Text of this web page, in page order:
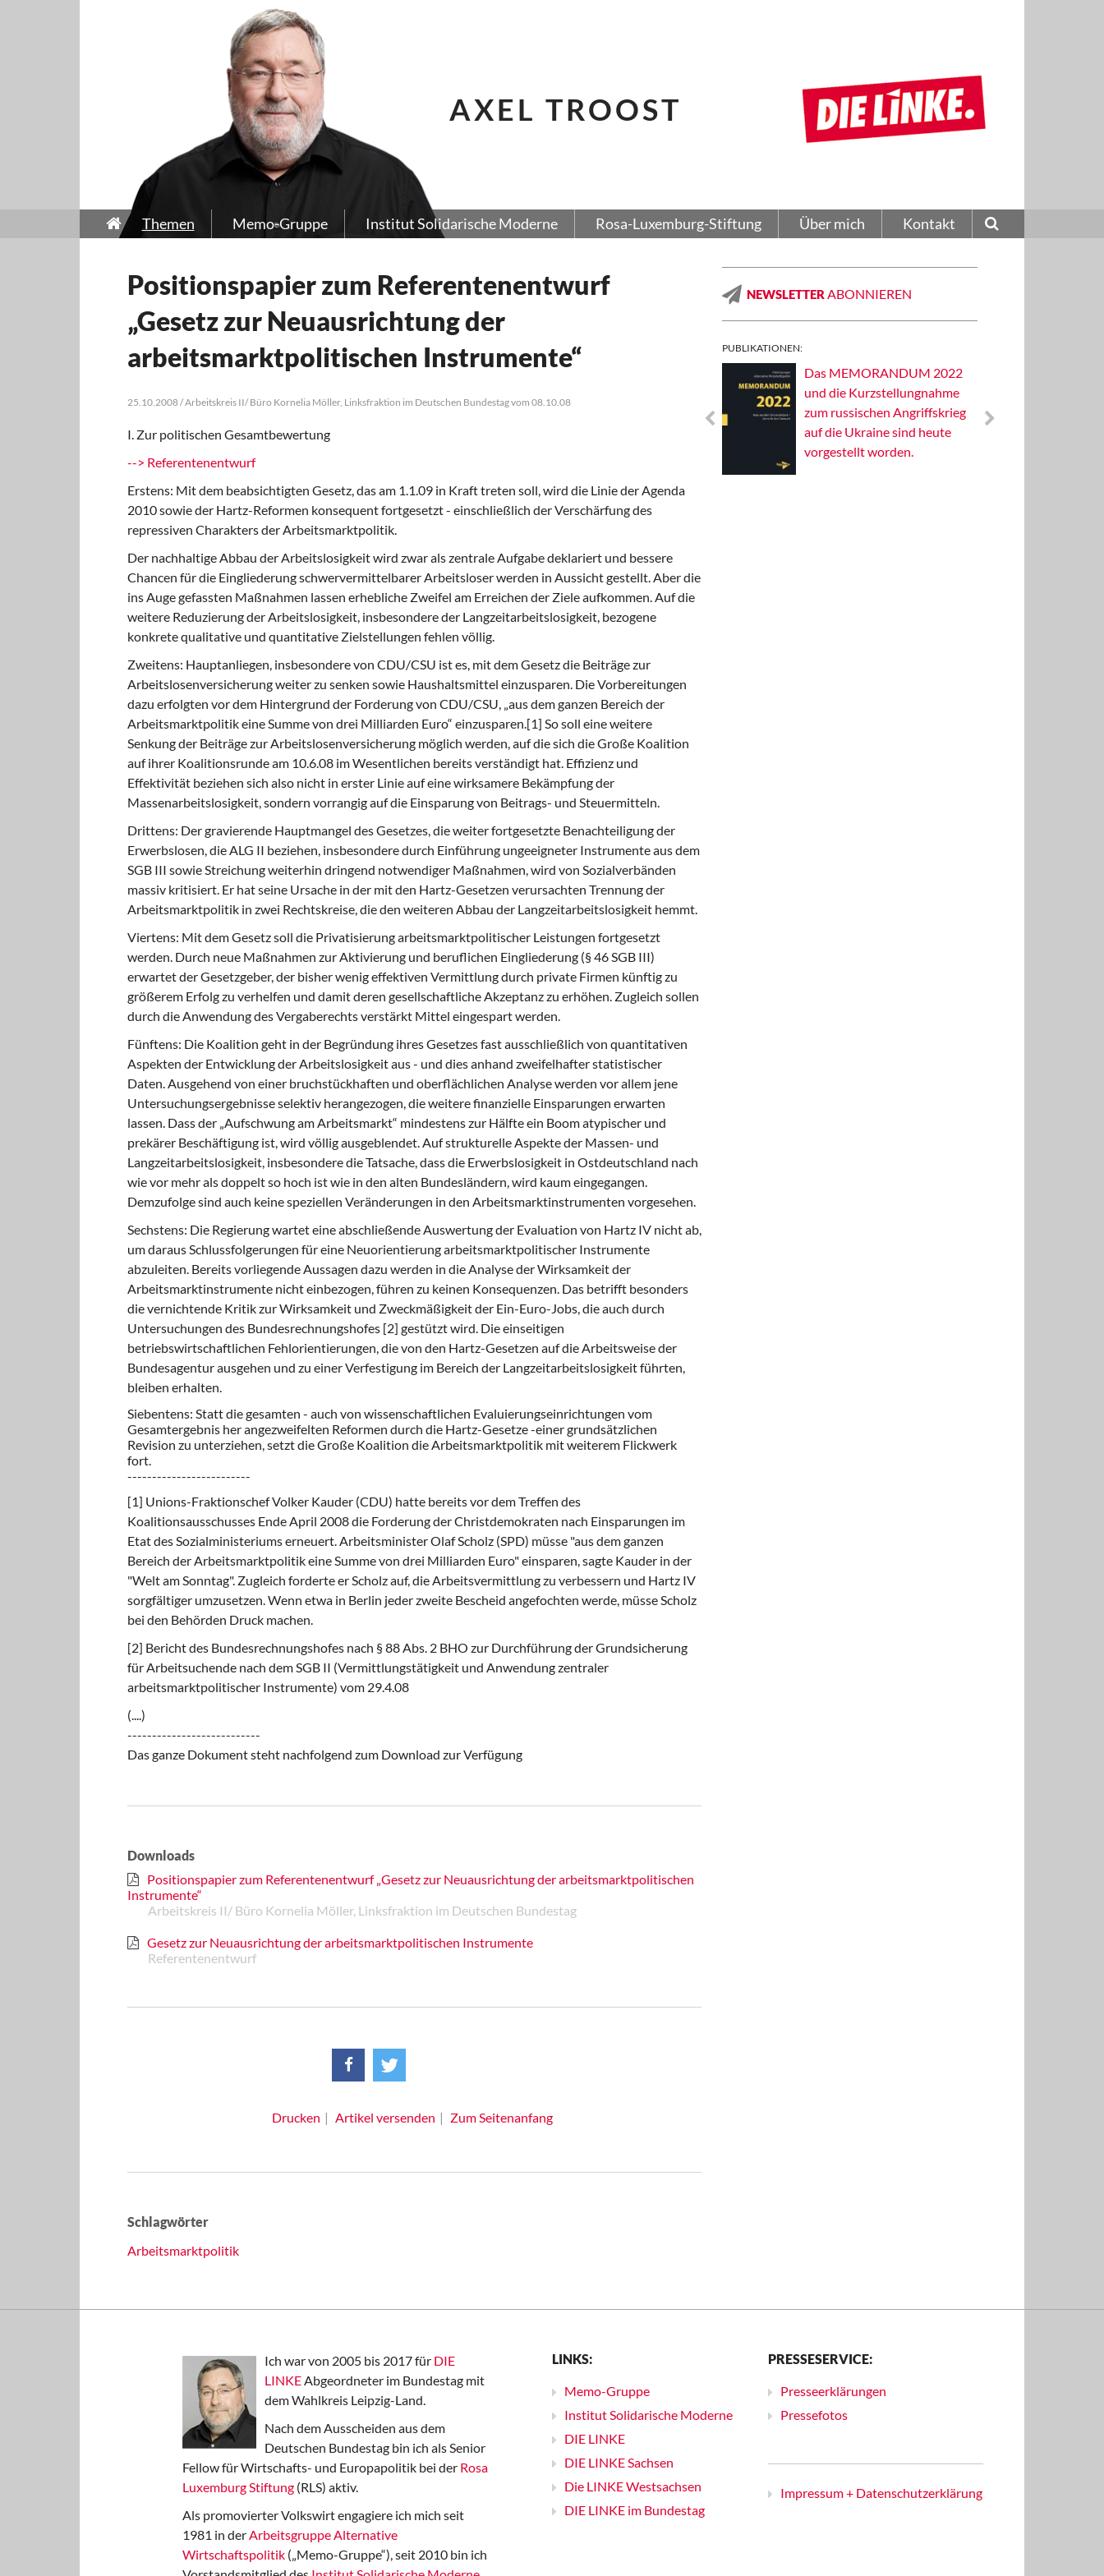
AXEL TROOST
Themen Memo-Gruppe Institut Solidarische Moderne Rosa-Luxemburg-Stiftung Über mich Kontakt
Positionspapier zum Referentenentwurf
„Gesetz zur Neuausrichtung der
arbeitsmarktpolitischen Instrumente“
25.10.2008 / Arbeitskreis II/ Büro Kornelia Möller, Linksfraktion im Deutschen Bundestag vom 08.10.08
I. Zur politischen Gesamtbewertung
--> Referentenentwurf
Erstens: Mit dem beabsichtigten Gesetz, das am 1.1.09 in Kraft treten soll, wird die Linie der Agenda
2010 sowie der Hartz-Reformen konsequent fortgesetzt - einschließlich der Verschärfung des
repressiven Charakters der Arbeitsmarktpolitik.
Der nachhaltige Abbau der Arbeitslosigkeit wird zwar als zentrale Aufgabe deklariert und bessere
Chancen für die Eingliederung schwervermittelbarer Arbeitsloser werden in Aussicht gestellt. Aber die
ins Auge gefassten Maßnahmen lassen erhebliche Zweifel am Erreichen der Ziele auf­kommen. Auf die
weitere Reduzierung der Arbeitslosigkeit, insbesondere der Langzeitar­beitslosigkeit, bezogene
konkrete qualitative und quantitative Zielstellungen fehlen völlig.
Zweitens: Hauptanliegen, insbesondere von CDU/CSU ist es, mit dem Gesetz die Beiträge zur
Arbeitslosenversicherung weiter zu senken sowie Haushaltsmittel einzusparen. Die Vorbereitungen
dazu erfolgten vor dem Hintergrund der Forderung von CDU/CSU, „aus dem ganzen Bereich der
Arbeitsmarktpolitik eine Summe von drei Milliarden Euro“ einzusparen.[1] So soll eine weitere
Senkung der Beiträge zur Arbeitslosenversicherung möglich werden, auf die sich die Große Koalition
auf ihrer Koalitionsrunde am 10.6.08 im Wesentlichen bereits verständigt hat. Effizienz und
Effektivität beziehen sich also nicht in erster Linie auf eine wirksamere Be­kämpfung der
Massenarbeitslosigkeit, sondern vorrangig auf die Einsparung von Beitrags- und Steuermitteln.
Drittens: Der gravierende Hauptmangel des Gesetzes, die weiter fortgesetzte Benachteili­gung der
Erwerbslosen, die ALG II beziehen, insbesondere durch Einführung ungeeigneter Instrumente aus dem
SGB III sowie Streichung weiterhin dringend notwendiger Maßnahmen, wird von Sozialverbänden
massiv kritisiert. Er hat seine Ursache in der mit den Hartz-Gesetzen verursachten Trennung der
Arbeitsmarktpolitik in zwei Rechtskreise, die den weiteren Abbau der Langzeitarbeitslosigkeit hemmt.
Viertens: Mit dem Gesetz soll die Privatisierung arbeitsmarktpolitischer Leistungen fortge­setzt
werden. Durch neue Maßnahmen zur Aktivierung und beruflichen Eingliederung (§ 46 SGB III)
erwartet der Gesetzgeber, der bisher wenig effektiven Vermittlung durch private Firmen künf­tig zu
größerem Erfolg zu verhelfen und damit deren gesellschaftliche Akzeptanz zu erhöhen. Zugleich sollen
durch die Anwendung des Vergaberechts verstärkt Mittel eingespart werden.
Fünftens: Die Koalition geht in der Begründung ihres Gesetzes fast ausschließlich von quantitativen
Aspekten der Entwicklung der Arbeitslosigkeit aus - und dies anhand zwei­felhafter statistischer
Daten. Ausgehend von einer bruchstückhaften und oberflächlichen Ana­lyse werden vor allem jene
Untersuchungsergebnisse selektiv herangezogen, die weitere finan­zielle Einsparungen erwarten
lassen. Dass der „Aufschwung am Arbeitsmarkt“ mindestens zur Hälfte ein Boom atypischer und
prekärer Beschäftigung ist, wird völlig ausgeblendet. Auf strukturelle Aspekte der Massen- und
Langzeitarbeitslosigkeit, insbesondere die Tatsache, dass die Erwerbslosigkeit in Ostdeutschland nach
wie vor mehr als doppelt so hoch ist wie in den alten Bundesländern, wird kaum eingegangen.
Demzufolge sind auch keine speziellen Verände­rungen in den Arbeitsmarktinstrumenten vorgesehen.
Sechstens: Die Regierung wartet eine abschließende Auswertung der Evaluation von Hartz IV nicht ab,
um daraus Schlussfolgerungen für eine Neuorientierung arbeitsmarktpo­litischer Instrumente
abzuleiten. Bereits vorliegende Aussagen dazu werden in die Analy­se der Wirksamkeit der
Arbeitsmarktinstrumente nicht einbezogen, führen zu keinen Kon­sequenzen. Das betrifft besonders
die vernichtende Kritik zur Wirksamkeit und Zweckmäßigkeit der Ein-Euro-Jobs, die auch durch
Untersuchungen des Bundesrechnungshofes [2] gestützt wird. Die einseitigen
betriebswirtschaftlichen Fehlorientierungen, die von den Hartz-Gesetzen auf die Arbeitsweise der
Bundesagentur ausgehen und zu einer Verfestigung im Bereich der Lang­zeitarbeitslosigkeit führten,
bleiben erhalten.
Siebentens: Statt die gesamten - auch von wissenschaftlichen Evaluierungseinrichtungen vom
Gesamtergebnis her angezweifelten Reformen durch die Hartz-Gesetze -einer grundsätzlichen
Revision zu unterziehen, setzt die Große Koalition die Arbeitsmarktpolitik mit weiterem Flickwerk
fort.
-------------------------
[1] Unions-Fraktionschef Volker Kauder (CDU) hatte bereits vor dem Treffen des
Koalitionsausschusses Ende April 2008 die Forderung der Christdemokraten nach Einsparungen im
Etat des Sozialministeriums erneuert. Arbeitsminister Olaf Scholz (SPD) müsse "aus dem ganzen
Bereich der Arbeitsmarktpolitik eine Summe von drei Milliarden Euro" einspa­ren, sagte Kauder in der
"Welt am Sonntag". Zugleich forderte er Scholz auf, die Arbeitsvermittlung zu verbessern und Hartz IV
sorgfältiger umzusetzen. Wenn etwa in Berlin jeder zweite Bescheid angefochten werde, müsse Scholz
bei den Behörden Druck machen.
[2] Bericht des Bundesrechnungshofes nach § 88 Abs. 2 BHO zur Durchführung der Grundsicherung
für Arbeitsuchende nach dem SGB II (Vermittlungstätigkeit und Anwendung zentraler
arbeitsmarktpolitischer Instrumente) vom 29.4.08
(....)
---------------------------
Das ganze Dokument steht nachfolgend zum Download zur Verfügung
Downloads
Positionspapier zum Referentenentwurf „Gesetz zur Neuausrichtung der arbeitsmarktpolitischen
Instrumente“
Arbeitskreis II/ Büro Kornelia Möller, Linksfraktion im Deutschen Bundestag
Gesetz zur Neuausrichtung der arbeitsmarktpolitischen Instrumente
Referentenentwurf
Drucken Artikel versenden Zum Seitenanfang
Schlagwörter
Arbeitsmarktpolitik
NEWSLETTER ABONNIEREN
PUBLIKATIONEN:
Solidarisches EUropa -
Das MEMORANDUM 2022
und die Kurzstellungnahme
zum russischen Angriffskrieg
auf die Ukraine sind heute
vorgestellt worden.
Ich war von 2005 bis 2017 für DIE
LINKEAbgeordneter im Bundestag mit
dem Wahlkreis Leipzig-Land.
Nach dem Ausscheiden aus dem
Deutschen Bundestag bin ich als Senior
Fellow für Wirtschafts- und Europapolitik bei der Rosa
Luxemburg Stiftung (RLS) aktiv.
Als promovierter Volkswirt engagiere ich mich seit
1981 in derArbeitsgruppe Alternative
Wirtschaftspolitik („Memo-Gruppe“), seit 2010 bin ich
LINKS:
Memo-Gruppe
Institut Solidarische Moderne
DIE LINKE
DIE LINKE Sachsen
Die LINKE Westsachsen
DIE LINKE im Bundestag
PRESSESERVICE:
Presseerklärungen
Pressefotos
Impressum + Datenschutzerklärung